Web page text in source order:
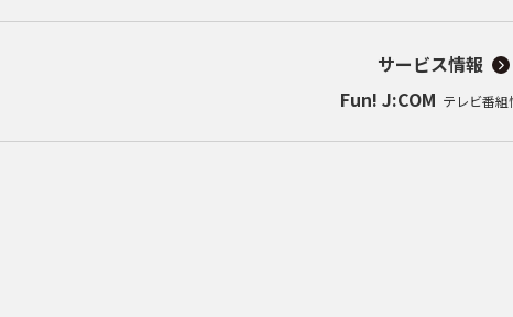
サービス情報
Fun! J:COM テレビ番